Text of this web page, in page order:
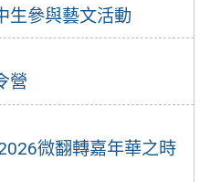
生參與藝文活動
營
微翻轉嘉年華之時